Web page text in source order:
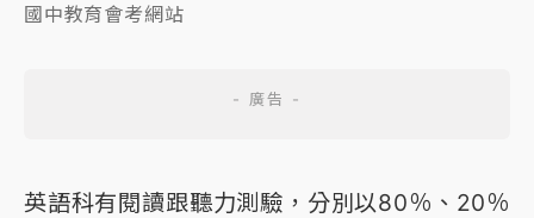
國中教育會考網站
英語科有閱讀跟聽力測驗，分別以80％、20％